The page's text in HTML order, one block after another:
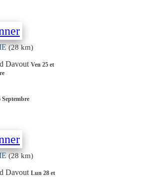
(28 km)
Davout Ven 25 et
Septembre
(28 km)
Davout Lun 28 et